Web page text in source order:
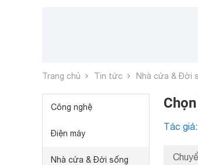
Trang chủ Tin tức Nhà cửa & Đời
Công nghệ
Điện máy
Nhà cửa & Đời sống
Tác